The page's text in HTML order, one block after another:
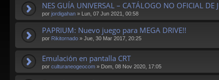
NES GUÍA UNIVERSAL – CATÁLOGO NO OFICIAL DE
por jordigahan » Lun, 07 Jun 2021, 00:58
PAPRIUM: Nuevo juego para MEGA DRIVE!!
por Rikitornado » Jue, 30 Mar 2017, 20:25
Emulación en pantalla CRT
por culturaneogeocom » Dom, 08 Nov 2020, 17:05